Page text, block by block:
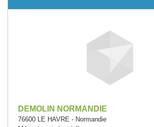
DEMOLIN NORMANDIE
76600 LE HAVRE - Normandie